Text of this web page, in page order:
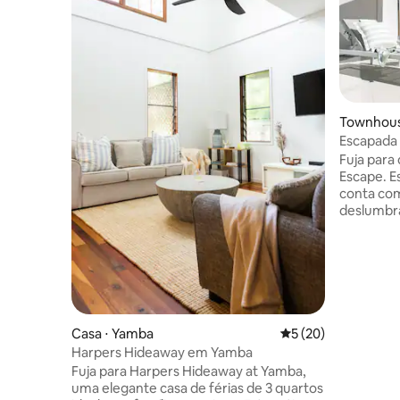
Casa ⋅ Yamba 5 de uma avaliação
5 (20)
Harpers Hideaway em Yamba
Fuja para Harpers Hideaway at Yamba,
uma elegante casa de férias de 3 quartos
Fuja para
Escape.
conta